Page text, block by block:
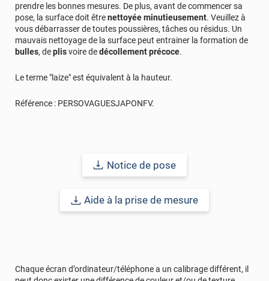
prendre les bonnes mesures. De plus, avant de commencer sa
pose, la surface doit êtrenettoyée minutieusement. Veuillez à
vous débarrasser de toutes poussières, tâches ou résidus. Un
mauvais nettoyage de la surface peut entrainer la formation de
bulles, deplisvoire dedécollement précoce.
Le terme "laize" est équivalent à la hauteur.
Référence : PERSOVAGUESJAPONFV.
Notice de pose
Aide à la prise de mesure
Chaque écran d’ordinateur/téléphone a un calibrage différent, il